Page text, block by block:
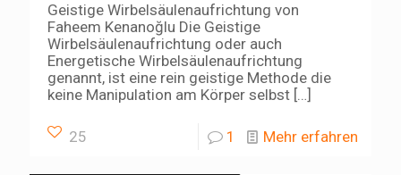
Geistige Wirbelsäulenaufrichtung von
Faheem Kenanoğlu Die Geistige
Wirbelsäulenaufrichtung oder auch
Energetische Wirbelsäulenaufrichtung
genannt, ist eine rein geistige Methode die
keine Manipulation am Körper selbst […]
25 1 Mehr erfahren